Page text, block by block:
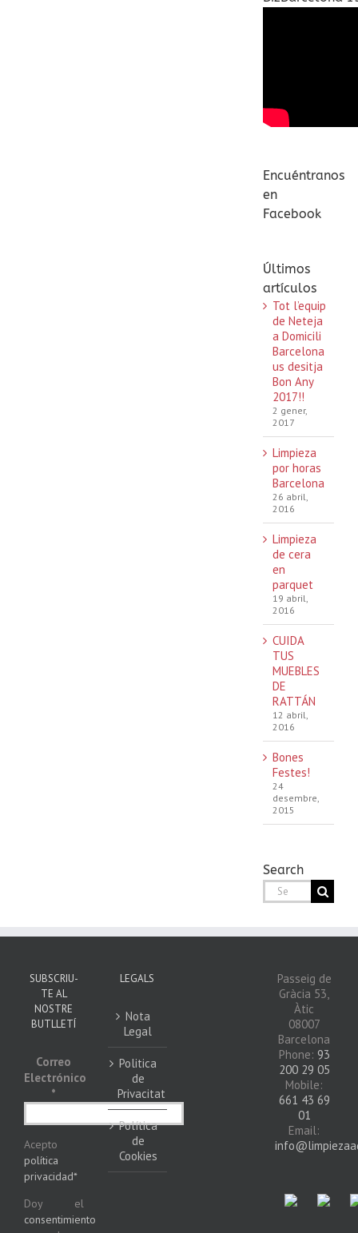
Encuéntranos
en
Facebook
Últimos
artículos
Tot l’equip
de Neteja
a Domicili
Barcelona
us desitja
Bon Any
2017!!
2 gener,
2017
Limpieza
por horas
Barcelona
26 abril,
2016
Limpieza
de cera
en
parquet
19 abril,
2016
CUIDA
TUS
MUEBLES
DE
RATTÁN
12 abril,
2016
Bones
Festes!
24
desembre,
2015
Search
Search
for:
SUBSCRIU-
TE AL
NOSTRE
BUTLLETÍ
Correo
Electrónico
*
Acepto
política
privacidad*
Doy el
consentimiento
LEGALS
Nota
Legal
Politica
de
Privacitat
Política
de
Cookies
Passeig de
Gràcia 53,
Àtic
08007
Barcelona
Phone: 93
200 29 05
Mobile:
661 43 69
01
Email: